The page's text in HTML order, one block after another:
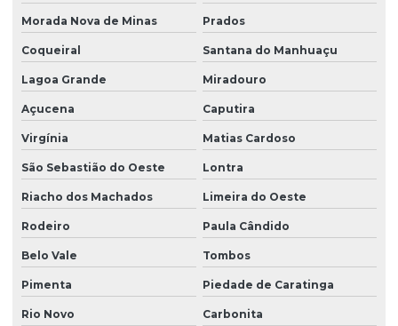
Morada Nova de Minas Prados
Coqueiral Santana do Manhuaçu
Lagoa Grande Miradouro
Açucena Caputira
Virgínia Matias Cardoso
São Sebastião do Oeste Lontra
Riacho dos Machados Limeira do Oeste
Rodeiro Paula Cândido
Belo Vale Tombos
Pimenta Piedade de Caratinga
Rio Novo Carbonita